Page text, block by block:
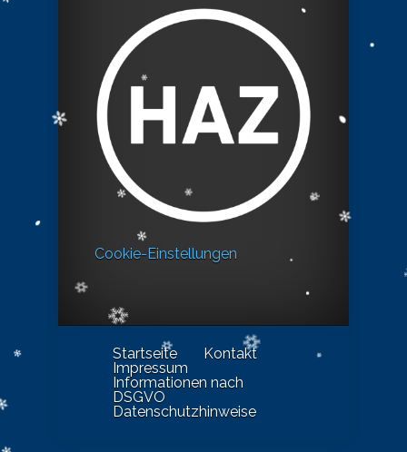
Cookie-Einstellungen
Startseite
Kontakt
Impressum
Informationen nach
DSGVO
Datenschutzhinweise